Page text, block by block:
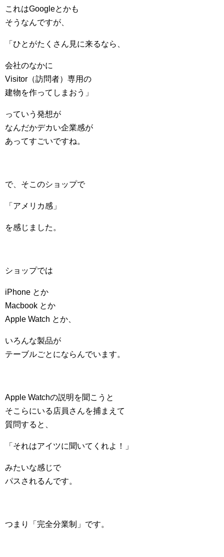
これはGoogleとかも
そうなんですが、
「ひとがたくさん見に来るなら、
会社のなかに
Visitor（訪問者）専用の
建物を作ってしまおう」
っていう発想が
なんだかデカい企業感が
あってすごいですね。
で、そこのショップで
「アメリカ感」
を感じました。
ショップでは
iPhone とか
Macbook とか
Apple Watch とか、
いろんな製品が
テーブルごとにならんでいます。
Apple Watchの説明を聞こうと
そこらにいる店員さんを捕まえて
質問すると、
「それはアイツに聞いてくれよ！」
みたいな感じで
パスされるんです。
つまり「完全分業制」です。